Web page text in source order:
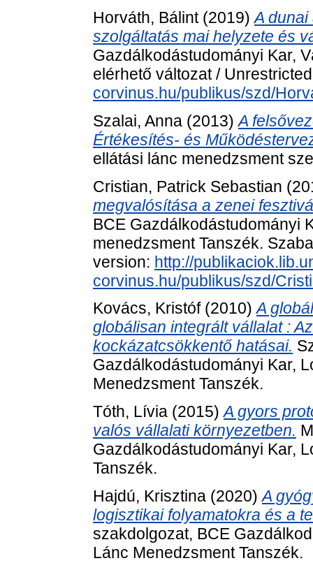
Horváth, Bálint(2019)A
szolgáltatás mai helyzete és
Gazdálkodástudományi Kar,
elérhető változat /
corvinus.hu/publikus/szd/
Szalai, Anna (2013)A
Értékesítés- és
ellátási lánc menedzsment
Cristian, Patrick Sebastian
megvalósítása a zenei
BCE Gazdálkodástudományi
menedzsment Tanszék.
version: http://
corvinus.hu/publikus/szd/
Kovács, Kristóf(2010)A
globálisan integrált vállalat :
kockázatcsökkentő hatásai.
Gazdálkodástudományi Kar,
Menedzsment Tanszék.
Tóth, Lívia (2015)A gyors
valós vállalati környezetben.
Gazdálkodástudományi Kar,
Tanszék.
Hajdú, Krisztina (2020)A
logisztikai folyamatokra és a
szakdolgozat, BCE
Lánc Menedzsment Tanszék.